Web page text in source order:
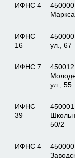
ИФНС 4
ИФНС
16
ул., 67
ИФНС 7
450012,
ул., 55
ИФНС
39
450001,
50/2
ИФНС 4
450000,